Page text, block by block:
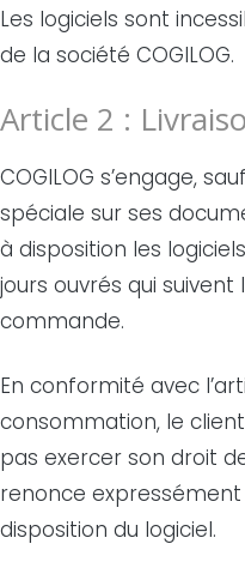
Les logiciels sont
de la société COGILOG.
Article 2 :
COGILOG s’engage,
spéciale sur ses
à disposition les
jours ouvrés qui
commande.
En conformité avec
consommation, le
pas exercer son droit
renonce
disposition du logiciel.